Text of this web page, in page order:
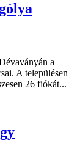
a
A településen
26 fiókát...